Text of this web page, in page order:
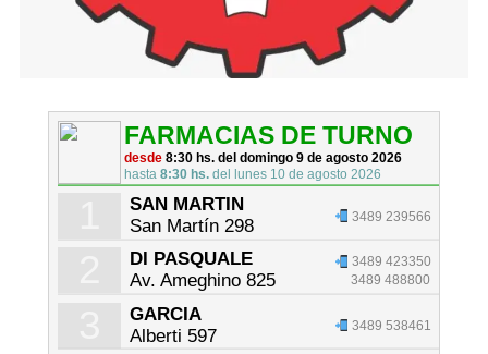
FARMACIAS DE TURNO
desde8:30 hs. del domingo 9 de agosto 2026
hasta8:30 hs. del lunes 10 de agosto 2026
SAN MARTIN
San Martín 298
3489 239566
DI PASQUALE
Av. Ameghino 825
3489 423350
3489 488800
GARCIA
Alberti 597
3489 538461